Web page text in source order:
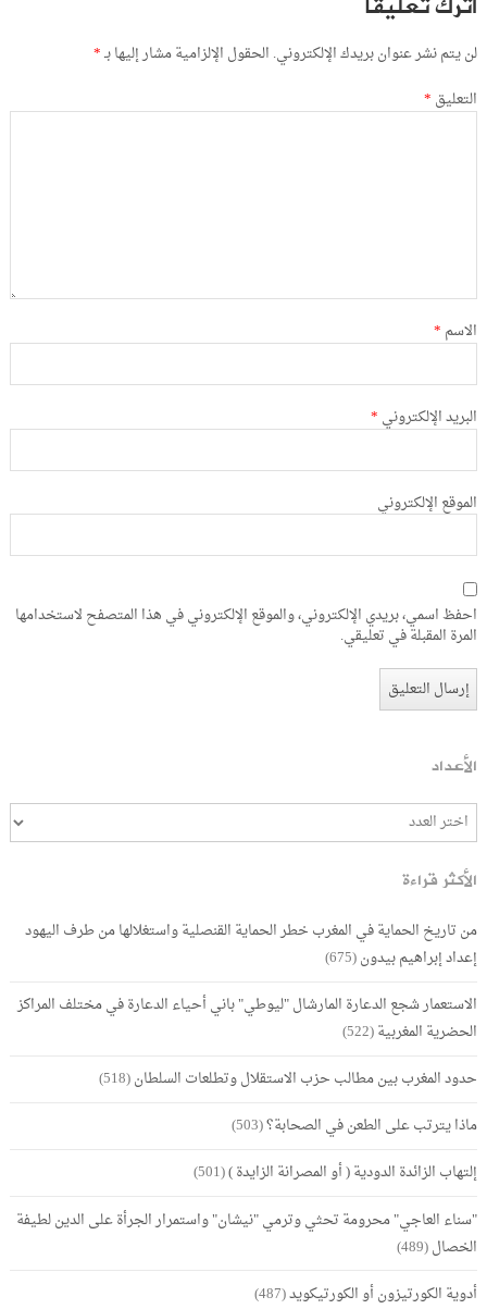
لن يتم نشر عنوان بريدك الإلكتروني. الحقول الإلزامية مشار إليها بـ*
التعليق *
الاسم *
البريد الإلكتروني *
الموقع الإلكتروني
احفظ اسمي، بريدي الإلكتروني، والموقع الإلكتروني في هذا المتصفح لاستخدامها
المرة المقبلة في تعليقي.
الأعداد
الأكثر قراءة
من تاريخ الحماية في المغرب خطر الحماية القنصلية واستغلالها من طرف اليهود
إعداد إبراهيم بيدون(675)
الاستعمار شجع الدعارة المارشال "ليوطي" باني أحياء الدعارة في مختلف المراكز
الحضرية المغربية(522)
حدود المغرب بين مطالب حزب الاستقلال وتطلعات السلطان(518)
ماذا يترتب على الطعن في الصحابة؟(503)
إلتهاب الزائدة الدودية ( أو المصرانة الزايدة )(501)
"سناء العاجي" محرومة تحثي وترمي "نيشان" واستمرار الجرأة على الدين لطيفة
الخصال(489)
أدوية الكورتيزون أو الكورتيكويد(487)